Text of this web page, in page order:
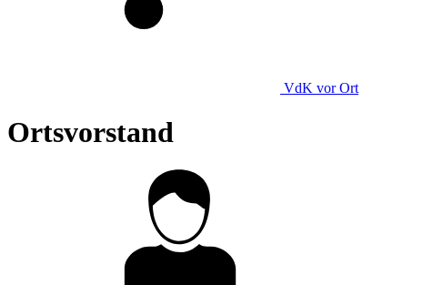
VdK vor Ort
Ortsvorstand